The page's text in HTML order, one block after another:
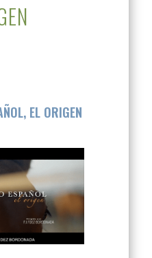
EL ORIGEN